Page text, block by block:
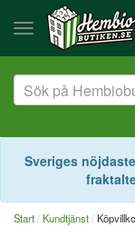
Sveriges
Start Kundtjänst